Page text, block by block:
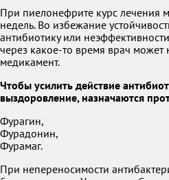
При пиелонефрите курс лечения
недель. Во избежание
антибиотику или
через какое-то время врач может
медикамент.
Чтобы усилить действие
выздоровление, назначаются
Фурагин,
Фурадонин,
Фурамаг.
При непереносимости